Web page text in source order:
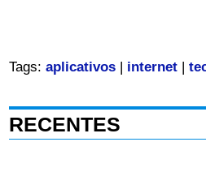
Tags: aplicativos| internet|
RECENTES